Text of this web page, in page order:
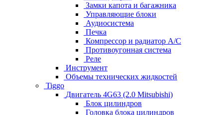
Замки капота и багажника
Управляющие блоки
Аудиосистема
Печка
Компрессор и радиатор А/C
Противоугонная система
Реле
Инструмент
Объемы технических жидкостей
Tiggo
Двигатель 4G63 (2.0 Mitsubishi)
Блок цилиндров
Головка блока цилиндров